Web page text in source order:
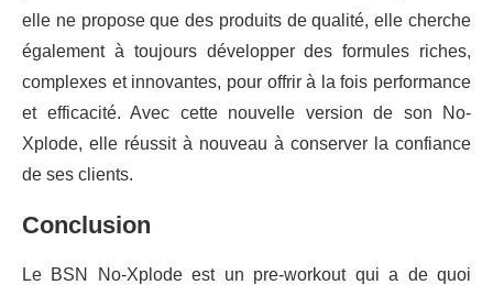
elle ne propose que des produits de qualité, elle cherche
également à toujours développer des formules riches,
complexes et innovantes, pour offrir à la fois performance
et efficacité. Avec cette nouvelle version de son No-
Xplode, elle réussit à nouveau à conserver la confiance
de ses clients.
Conclusion
Le BSN No-Xplode est un pre-workout qui a de quoi